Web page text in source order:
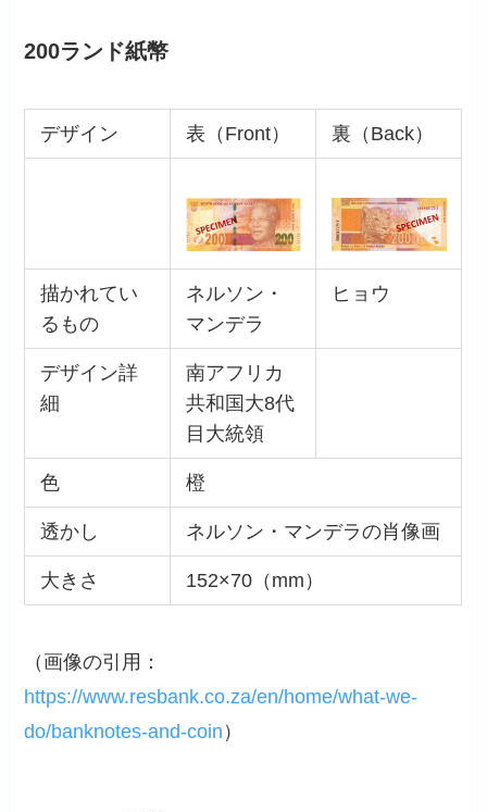
200ランド紙幣
デザイン 表（Front） 裏（Back）
描かれてい
るもの
ネルソン・
マンデラ
ヒョウ
デザイン詳
細
南アフリカ
共和国大8代
目大統領
色 橙
透かし ネルソン・マンデラの肖像画
大きさ 152×70（mm）
（画像の引用：
https://www.resbank.co.za/en/home/what-we-
do/banknotes-and-coin ）